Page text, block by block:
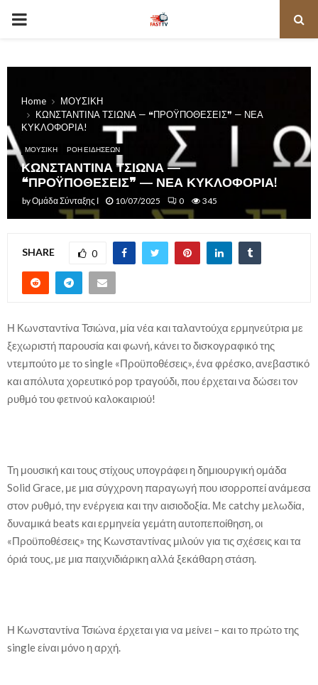
PRIMARY
Home
ΜΟΥΣΙΚΗ
ΚΩΝΣΤΑΝΤΙΝΑ ΤΣΙΩΝΑ — ❝ΠΡΟΫΠΟΘΕΣΕΙΣ❞ — ΝΕΑ
ΚΥΚΛΟΦΟΡΙΑ!
ΜΟΥΣΙΚΗ ΡΟΗ ΕΙΔΗΣΕΩΝ
ΚΩΝΣΤΑΝΤΙΝΑ ΤΣΙΩΝΑ —
❝ΠΡΟΫΠΟΘΕΣΕΙΣ❞ — ΝΕΑ ΚΥΚΛΟΦΟΡΙΑ!
byΟμάδα Σύνταξης Ι 10/07/2025 0 345
SHARE 0
Η Κωνσταντίνα Τσιώνα, μία νέα και ταλαντούχα ερμηνεύτρια με
ξεχωριστή παρουσία και φωνή, κάνει το δισκογραφικό της
ντεμπούτο με το single «Προϋποθέσεις», ένα φρέσκο, ανεβαστικό
και απόλυτα χορευτικό pop τραγούδι, που έρχεται να δώσει τον
ρυθμό του φετινού καλοκαιριού!
Τη μουσική και τους στίχους υπογράφει η δημιουργική ομάδα
Solid Grace, με μια σύγχρονη παραγωγή που ισορροπεί ανάμεσα
στον ρυθμό, την ενέργεια και την αισιοδοξία. Με catchy μελωδία,
δυναμικά beats και ερμηνεία γεμάτη αυτοπεποίθηση, οι
«Προϋποθέσεις» της Κωνσταντίνας μιλούν για τις σχέσεις και τα
όριά τους, με μια παιχνιδιάρικη αλλά ξεκάθαρη στάση.
Η Κωνσταντίνα Τσιώνα έρχεται για να μείνει – και το πρώτο της
single είναι μόνο η αρχή.